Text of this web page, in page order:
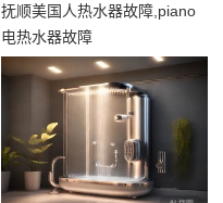
抚顺美国人热水器故障,piano
电热水器故障